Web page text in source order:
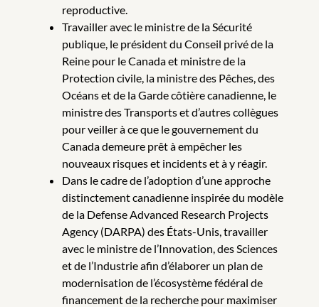
reproductive.
Travailler avec le ministre de la Sécurité
publique, le président du Conseil privé de la
Reine pour le Canada et ministre de la
Protection civile, la ministre des Pêches, des
Océans et de la Garde côtière canadienne, le
ministre des Transports et d’autres collègues
pour veiller à ce que le gouvernement du
Canada demeure prêt à empêcher les
nouveaux risques et incidents et à y réagir.
Dans le cadre de l’adoption d’une approche
distinctement canadienne inspirée du modèle
de la Defense Advanced Research Projects
Agency (DARPA) des États-Unis, travailler
avec le ministre de l’Innovation, des Sciences
et de l’Industrie afin d’élaborer un plan de
modernisation de l’écosystème fédéral de
financement de la recherche pour maximiser